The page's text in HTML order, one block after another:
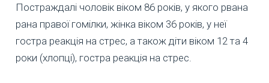
Постраждалі чоловік віком 86 років, у якого рвана
рана правої гомілки, жінка віком 36 років, у неї
гостра реакція на стрес, а також діти віком 12 та 4
роки (хлопці), гостра реакція на стрес.